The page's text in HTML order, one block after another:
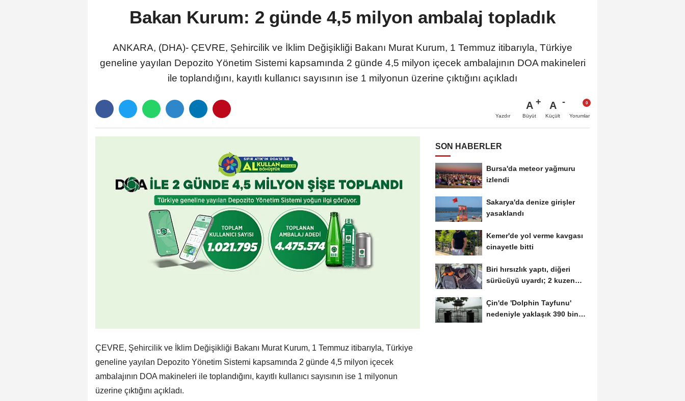
Bakan Kurum: 2 günde 4,5 milyon ambalaj topladık
ANKARA, (DHA)- ÇEVRE, Şehircilik ve İklim Değişikliği Bakanı Murat Kurum, 1 Temmuz itibarıyla, Türkiye
geneline yayılan Depozito Yönetim Sistemi kapsamında 2 günde 4,5 milyon içecek ambalajının DOA makineleri
ile toplandığını, kayıtlı kullanıcı sayısının ise 1 milyonun üzerine çıktığını açıkladı
Yazdır
A
Büyüt
A
Küçült Yorumlar
ÇEVRE, Şehircilik ve İklim Değişikliği Bakanı Murat Kurum, 1 Temmuz itibarıyla, Türkiye
geneline yayılan Depozito Yönetim Sistemi kapsamında 2 günde 4,5 milyon içecek
ambalajının DOA makineleri ile toplandığını, kayıtlı kullanıcı sayısının ise 1 milyonun
üzerine çıktığını açıkladı.
SON HABERLER
Bursa'da meteor yağmuru
izlendi
Sakarya'da denize girişler
yasaklandı
Kemer'de yol verme kavgası
cinayetle bitti
Biri hırsızlık yaptı, diğeri
sürücüyü uyardı; 2 kuzen
Çin'de 'Dolphin Tayfunu'
nedeniyle yaklaşık 390 bin